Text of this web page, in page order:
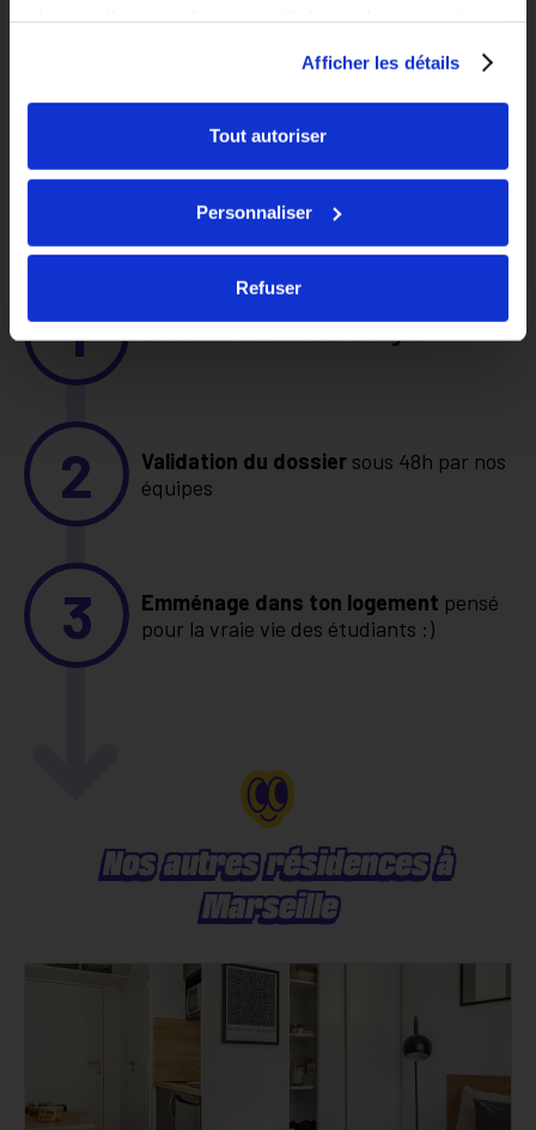
Afficher les détails
Tout autoriser
Personnaliser
Refuser
100% en ligne
Rechercher un logement
1
2 Validation du dossier sous 48h par nos
équipes
3 Emménage dans ton logement pensé
pour la vraie vie des étudiants :)
Nos autres résidences à
Marseille